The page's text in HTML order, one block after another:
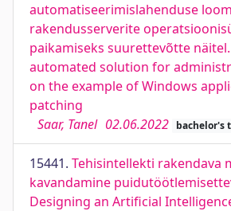
automatiseerimislahenduse
rakendusserverite
paikamiseks suurettevõtte
automated solution for
on the example of Windows
patching
Saar, Tanel 02.06.2022 bachelor's
15441. Tehisintellekti rakendava
kavandamine
Designing an Artificial